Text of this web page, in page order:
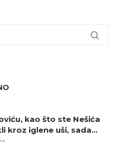
kao što ste Nešića
kroz iglene uši, sada...